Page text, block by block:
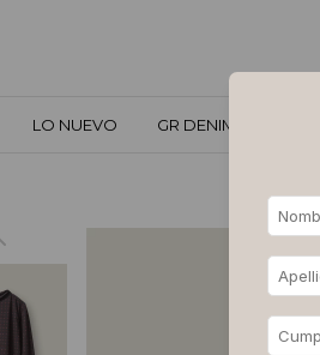
LO NUEVO GR DENIM
Hasta 3,